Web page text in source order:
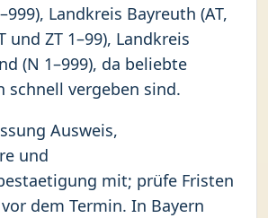
Landkreis Bayreuth (AT,
und ZT 1–99), Landkreis
(N 1–999), da beliebte
schnell vergeben sind.
Ausweis,
und
mit; prüfe Fristen
dem Termin. In Bayern